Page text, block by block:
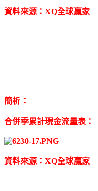
資料來源：XQ全球贏
簡析：
合併季累計現金流量表：
資料來源：XQ全球贏